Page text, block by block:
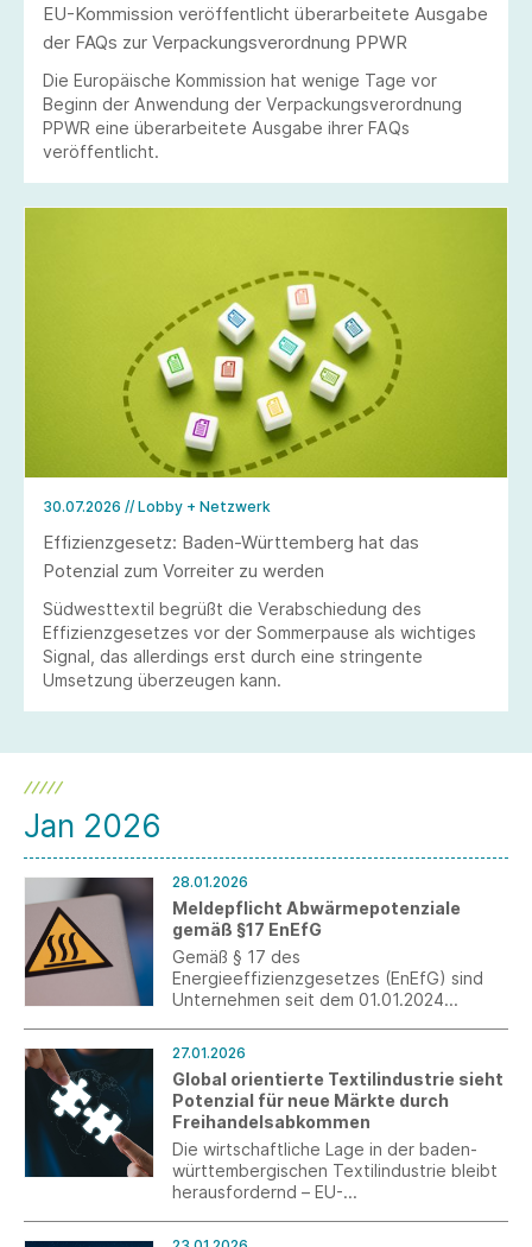
EU-Kommission veröffentlicht überarbeitete Ausgabe
der FAQs zur Verpackungsverordnung PPWR
Die Europäische Kommission hat wenige Tage vor
Beginn der Anwendung der Verpackungsverordnung
PPWR eine überarbeitete Ausgabe ihrer FAQs
veröffentlicht.
30.07.2026 // Lobby + Netzwerk
Effizienzgesetz: Baden-Württemberg hat das
Potenzial zum Vorreiter zu werden
Südwesttextil begrüßt die Verabschiedung des
Effizienzgesetzes vor der Sommerpause als wichtiges
Signal, das allerdings erst durch eine stringente
Umsetzung überzeugen kann.
Jan 2026
28.01.2026
Meldepflicht Abwärmepotenziale
gemäß §17 EnEfG
Gemäß § 17 des
Energieeffizienzgesetzes (EnEfG) sind
Unternehmen seit dem 01.01.2024
sofern sie einen durchschnittlichen
Gesamtendenergieverbrauch von mehr
als 2,5 GWh pro Jahr aufweisen.
27.01.2026
Global orientierte Textilindustrie sieht
Potenzial für neue Märkte durch
Freihandelsabkommen
Die wirtschaftliche Lage in der baden-
württembergischen Textilindustrie bleibt
herausfordernd – EU-